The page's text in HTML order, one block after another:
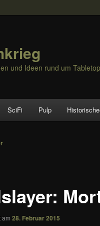
und Ideen rund um Tabletop
SciFi Pulp
am28. Februar 2015